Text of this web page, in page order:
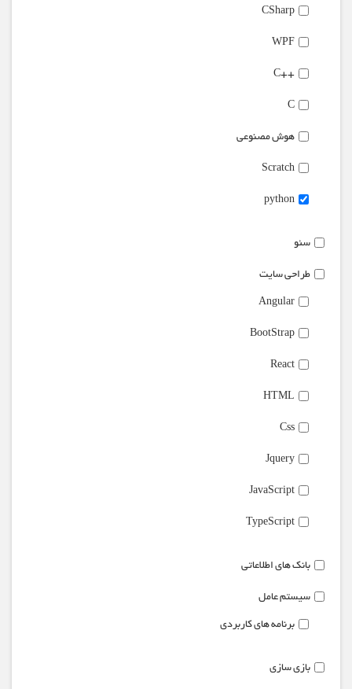
CSharp
WPF
++C
C
هوش مصنوعی
Scratch
python
سئو
طراحی سایت
Angular
BootStrap
React
HTML
Css
Jquery
JavaScript
TypeScript
بانک های اطلاعاتی
سیستم عامل
برنامه های کاربردی
بازی سازی